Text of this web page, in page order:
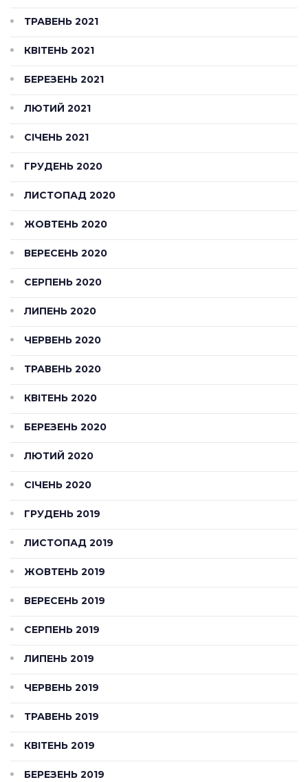
ТРАВЕНЬ 2021
КВІТЕНЬ 2021
БЕРЕЗЕНЬ 2021
ЛЮТИЙ 2021
СІЧЕНЬ 2021
ГРУДЕНЬ 2020
ЛИСТОПАД 2020
ЖОВТЕНЬ 2020
ВЕРЕСЕНЬ 2020
СЕРПЕНЬ 2020
ЛИПЕНЬ 2020
ЧЕРВЕНЬ 2020
ТРАВЕНЬ 2020
КВІТЕНЬ 2020
БЕРЕЗЕНЬ 2020
ЛЮТИЙ 2020
СІЧЕНЬ 2020
ГРУДЕНЬ 2019
ЛИСТОПАД 2019
ЖОВТЕНЬ 2019
ВЕРЕСЕНЬ 2019
СЕРПЕНЬ 2019
ЛИПЕНЬ 2019
ЧЕРВЕНЬ 2019
ТРАВЕНЬ 2019
КВІТЕНЬ 2019
БЕРЕЗЕНЬ 2019